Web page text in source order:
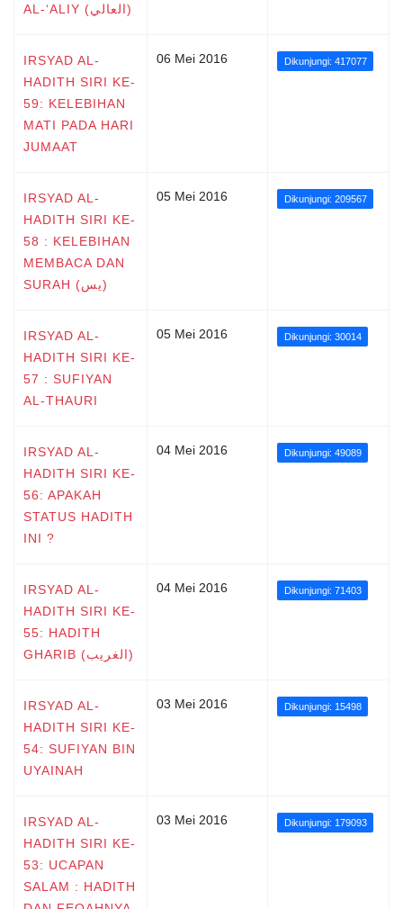
AL-‘ALIY (العالي)
IRSYAD AL-
HADITH SIRI KE-
59: KELEBIHAN
MATI PADA HARI
JUMAAT
06 Mei 2016 Dikunjungi: 417077
IRSYAD AL-
HADITH SIRI KE-
58 : KELEBIHAN
MEMBACA DAN
SURAH (يس)
05 Mei 2016 Dikunjungi: 209567
IRSYAD AL-
HADITH SIRI KE-
57 : SUFIYAN
AL-THAURI
05 Mei 2016 Dikunjungi: 30014
IRSYAD AL-
HADITH SIRI KE-
56: APAKAH
STATUS HADITH
INI ?
04 Mei 2016 Dikunjungi: 49089
IRSYAD AL-
HADITH SIRI KE-
55: HADITH
GHARIB (الغريب)
04 Mei 2016 Dikunjungi: 71403
IRSYAD AL-
HADITH SIRI KE-
54: SUFIYAN BIN
UYAINAH
03 Mei 2016 Dikunjungi: 15498
IRSYAD AL-
HADITH SIRI KE-
53: UCAPAN
SALAM : HADITH
03 Mei 2016 Dikunjungi: 179093